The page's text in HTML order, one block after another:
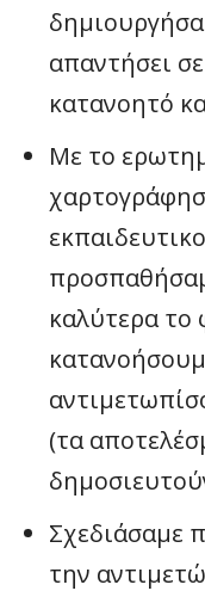
απαντήσει
κατανοητό
Με το
καλύτερα το
(τα
Σχεδιάσαμε
την